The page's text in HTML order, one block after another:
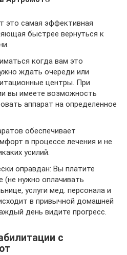
это самая эффективная
быстрее вернуться к
когда вам это
ждать очереди или
центры. При
вы имеете возможность
аппарат на определенное
обеспечивает
в процессе лечения и не
усилий.
оправдан: Вы платите
(не нужно оплачивать
услуги мед. персонала и
в привычной домашней
день видите прогресс.
с